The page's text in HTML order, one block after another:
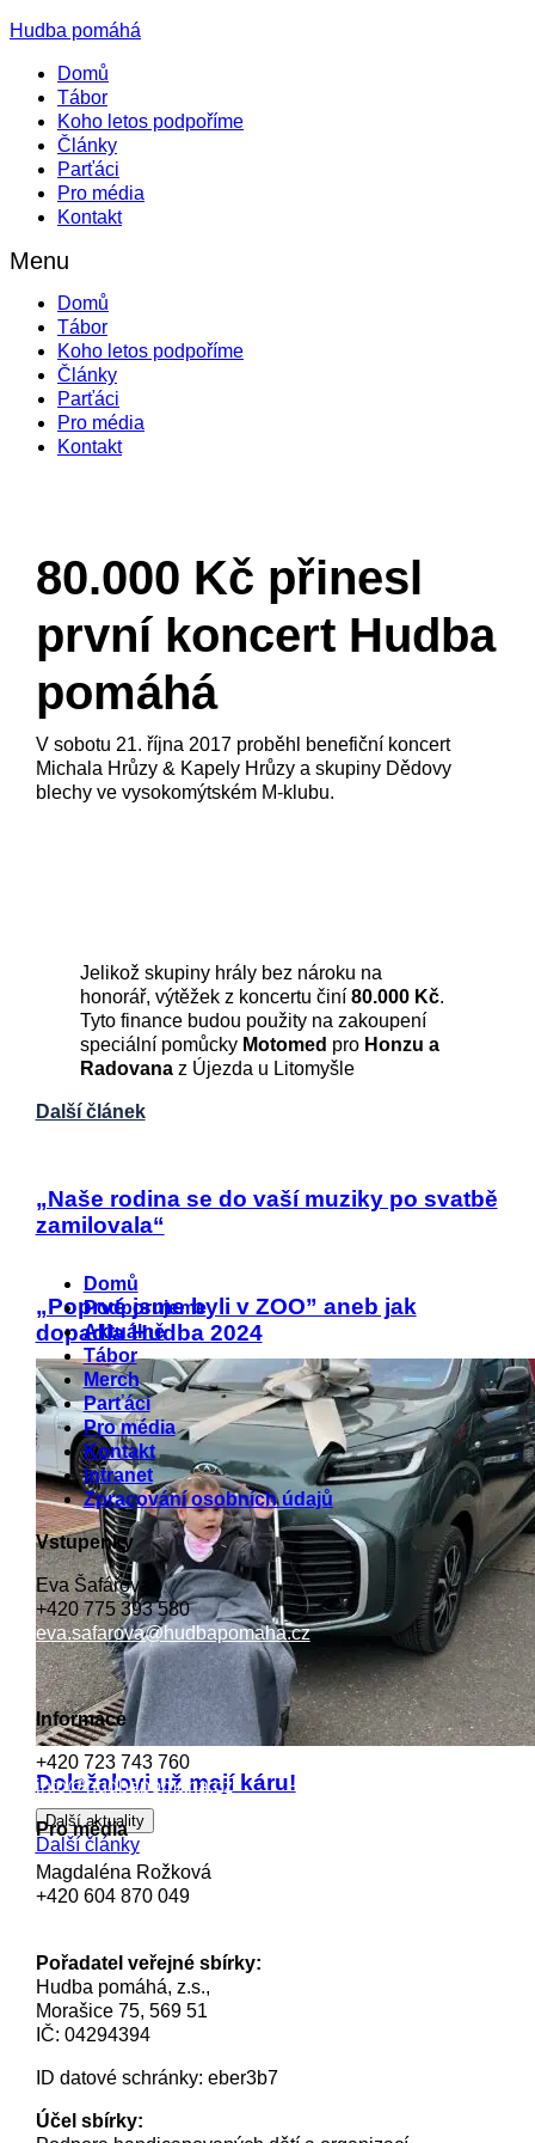
Hudba pomáhá
Domů
Tábor
Koho letos podpoříme
Články
Parťáci
Pro média
Kontakt
Menu
Domů
Tábor
Koho letos podpoříme
Články
Parťáci
Pro média
Kontakt
80.000 Kč přinesl
první koncert Hudba
pomáhá
V sobotu 21. října 2017 proběhl benefiční koncert
Michala Hrůzy & Kapely Hrůzy a skupiny Dědovy
blechy ve vysokomýtském M-klubu.
Jelikož skupiny hrály bez nároku na
honorář, výtěžek z koncertu činí 80.000 Kč.
Tyto finance budou použity na zakoupení
speciální pomůcky Motomed pro Honzu a
Radovanaz Újezda u Litomyšle
Další článek
„Naše rodina se do vaší muziky po svatbě
zamilovala“
„Poprvé jsme byli v ZOO” aneb jak
dopadla Hudba 2024
Doležalovi už mají káru!
Další aktuality
Další články
Menu
Domů
Podporujeme
Aktuálně
Tábor
Merch
Parťáci
Pro média
Kontakt
Intranet
Zpracování osobních údajů
Vstupenky
Eva Šafářova
+420 775 393 580
eva.safarova@hudbapomaha.cz
Informace
+420 723 743 760
info@hudbapomaha.cz
Pro média
Magdaléna Rožková
+420 604 870 049
Pořadatel veřejné sbírky:
Hudba pomáhá, z.s.,
Morašice 75, 569 51
IČ: 04294394
ID datové schránky: eber3b7
Účel sbírky: